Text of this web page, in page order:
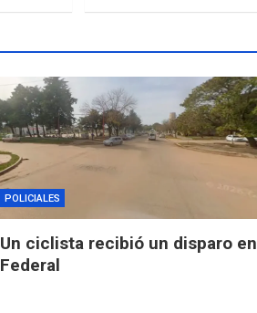
POLICIALES
Un ciclista recibió un disparo en
Federal